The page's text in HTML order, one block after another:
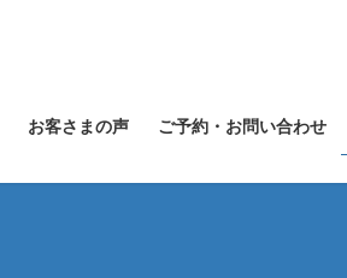
お客さまの声 ご予約・お問い合わせ